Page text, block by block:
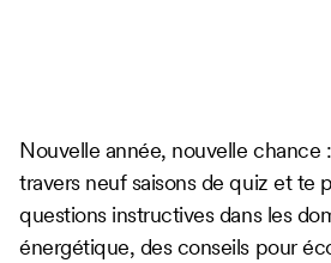
Nouvelle année, nouvelle chance
travers neuf saisons de quiz et te
questions instructives dans les
énergétique, des conseils pour